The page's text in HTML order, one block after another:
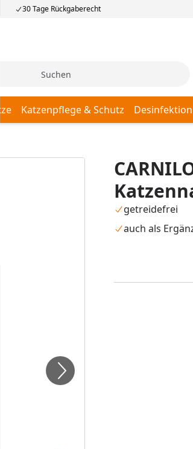
30 Tage Rückgaberecht
Katzenpflege & Schutz
getreidefrei
auch als